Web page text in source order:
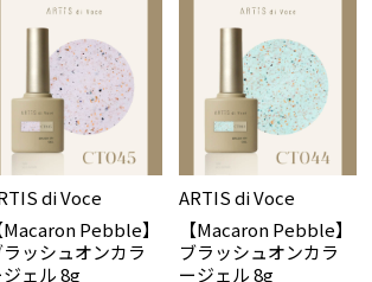
di Voce
Macaron Pebble】
ラッシュオンカラ
ジェル 8g
ARTIS di Voce
【Macaron Pebble】
ブラッシュオンカラ
ージェル 8g